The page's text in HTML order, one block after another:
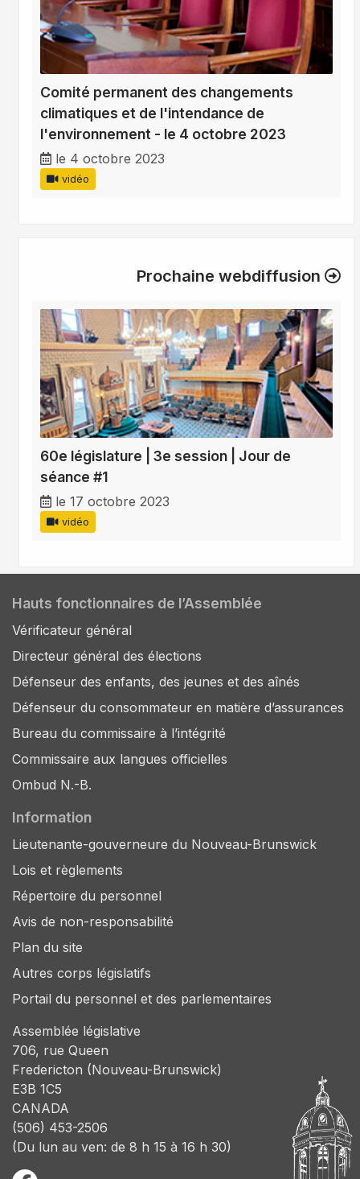
Comité permanent des changements
climatiques et de l'intendance de
l'environnement - le 4 octobre 2023
le 4 octobre 2023
vidéo
Prochaine webdiffusion
60e législature | 3e session | Jour de
séance #1
le 17 octobre 2023
vidéo
Hauts fonctionnaires de l’Assemblée
Vérificateur général
Directeur général des élections
Défenseur des enfants, des jeunes et des aînés
Défenseur du consommateur en matière d’assurances
Bureau du commissaire à l’intégrité
Commissaire aux langues officielles
Ombud N.-B.
Information
Lieutenante-gouverneure du Nouveau-Brunswick
Lois et règlements
Répertoire du personnel
Avis de non-responsabilité
Plan du site
Autres corps législatifs
Portail du personnel et des parlementaires
Assemblée législative
706, rue Queen
Fredericton (Nouveau-Brunswick)
E3B 1C5
CANADA
(506) 453-2506
(Du lun au ven: de 8 h 15 à 16 h 30)